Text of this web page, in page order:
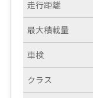
走行距離
最大積載量
車検
クラス